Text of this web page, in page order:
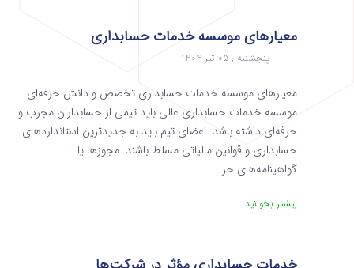
معیارهای موسسه خدمات حسابداری
پنجشنبه , 05 تیر 1404
معیارهای موسسه خدمات حسابداری تخصص و دانش حرفه‌ای
موسسه خدمات حسابداری عالی باید تیمی از حسابداران مجرب و
حرفه‌ای داشته باشد. اعضای تیم باید به جدیدترین استانداردهای
حسابداری و قوانین مالیاتی مسلط باشند. مجوزها یا
گواهینامه‌های حر...
بیشتر بخوانید